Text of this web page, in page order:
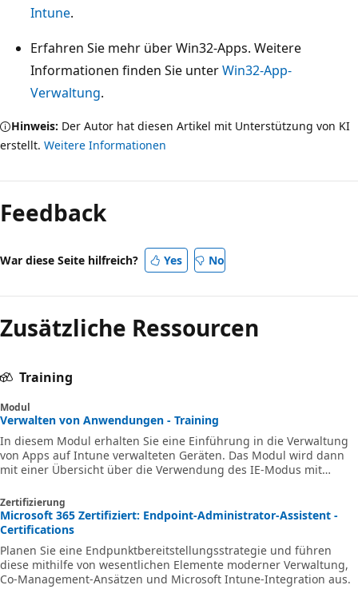
Intune.
Erfahren Sie mehr über Win32-Apps. Weitere
Informationen finden Sie unterWin32-App-
Verwaltung.
Hinweis: Der Autor hat diesen Artikel mit Unterstützung von KI
erstellt. Weitere Informationen
Feedback
War diese Seite hilfreich? Yes No
Zusätzliche Ressourcen
Training
Modul
Verwalten von Anwendungen - Training
In diesem Modul erhalten Sie eine Einführung in die Verwaltung
von Apps auf Intune verwalteten Geräten. Das Modul wird dann
mit einer Übersicht über die Verwendung des IE-Modus mit
Zertifizierung
Microsoft 365 Zertifiziert: Endpoint-Administrator-Assistent -
Certifications
Planen Sie eine Endpunktbereitstellungsstrategie und führen
diese mithilfe von wesentlichen Elemente moderner Verwaltung,
Co-Management-Ansätzen und Microsoft Intune-Integration aus.